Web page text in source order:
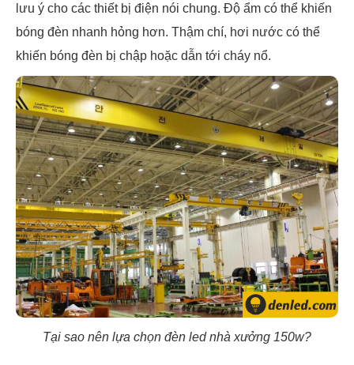
lưu ý cho các thiết bị điện nói chung. Độ ẩm có thể khiến
bóng đèn nhanh hỏng hơn. Thậm chí, hơi nước có thể
khiến bóng đèn bị chập hoặc dẫn tới cháy nổ.
Tại sao nên lựa chọn đèn led nhà xưởng 150w?